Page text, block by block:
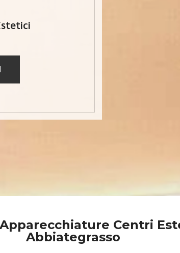
Centri
Abbiategrasso